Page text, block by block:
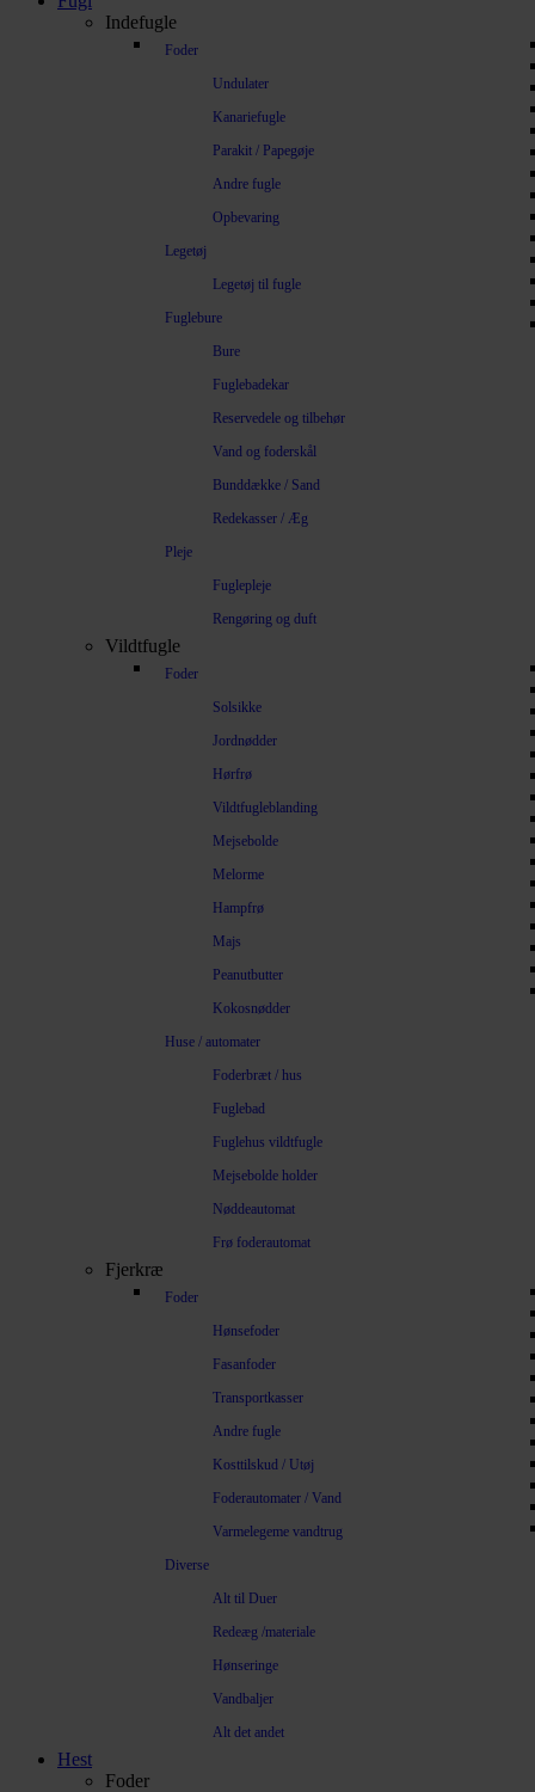
Indefugle
Foder
Undulater
Kanariefugle
Parakit / Papegøje
Andre fugle
Opbevaring
Legetøj
Legetøj til fugle
Fuglebure
Bure
Fuglebadekar
Reservedele og tilbehør
Vand og foderskål
Bunddække / Sand
Redekasser / Æg
Pleje
Fuglepleje
Rengøring og duft
Vildtfugle
Foder
Solsikke
Jordnødder
Hørfrø
Vildtfugleblanding
Mejsebolde
Melorme
Hampfrø
Majs
Peanutbutter
Kokosnødder
Huse / automater
Foderbræt / hus
Fuglebad
Fuglehus vildtfugle
Mejsebolde holder
Nøddeautomat
Frø foderautomat
Fjerkræ
Foder
Hønsefoder
Fasanfoder
Transportkasser
Andre fugle
Kosttilskud / Utøj
Foderautomater / Vand
Varmelegeme vandtrug
Diverse
Alt til Duer
Redeæg /materiale
Hønseringe
Vandbaljer
Alt det andet
Hest
Foder